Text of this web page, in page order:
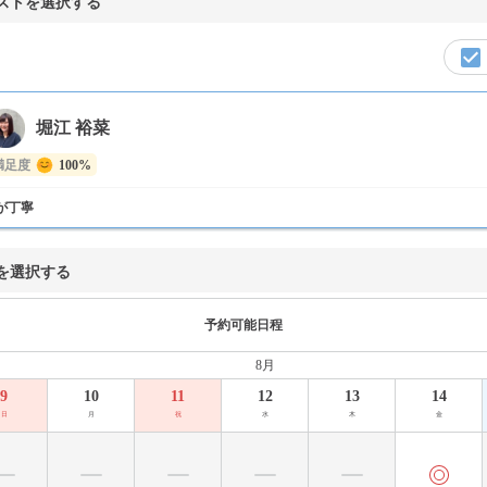
堀江 裕菜
足度 100%
丁寧
選択する
予約可能日程
8月
9
日
10
月
11
祝
12
水
13
木
14
金